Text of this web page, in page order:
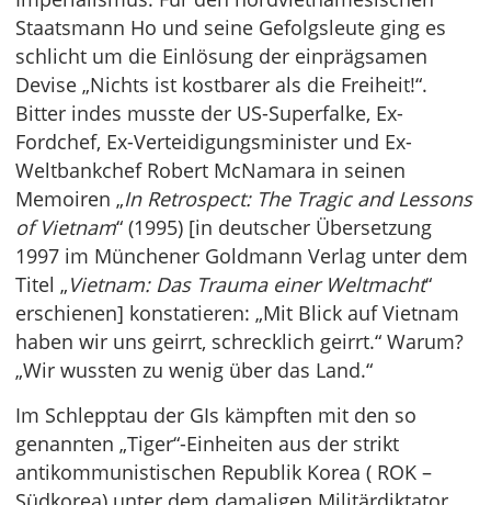
Staatsmann Ho und seine Gefolgsleute ging es
schlicht um die Einlösung der einprägsamen
Devise „Nichts ist kostbarer als die Freiheit!“.
Bitter indes musste der US-Superfalke, Ex-
Fordchef, Ex-Verteidigungsminister und Ex-
Weltbankchef Robert McNamara in seinen
Memoiren „In Retrospect: The Tragic and Lessons
of Vietnam“ (1995) [in deutscher Übersetzung
1997 im Münchener Goldmann Verlag unter dem
Titel „Vietnam: Das Trauma einer Weltmacht“
erschienen] konstatieren: „Mit Blick auf Vietnam
haben wir uns geirrt, schrecklich geirrt.“ Warum?
„Wir wussten zu wenig über das Land.“
Im Schlepptau der GIs kämpften mit den so
genannten „Tiger“-Einheiten aus der strikt
antikommunistischen Republik Korea ( ROK –